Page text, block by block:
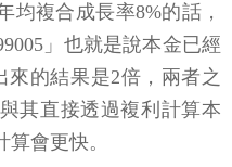
均複合成長率8%的話，
」也就是說本金已經
來的結果是2倍，兩者之
其直接透過複利計算本
會更快。